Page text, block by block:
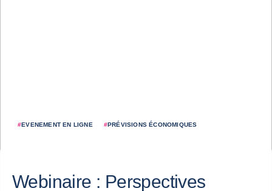
#EVENEMENT EN LIGNE #PRÉVISIONS ÉCONOMIQUES
Webinaire : Perspectives